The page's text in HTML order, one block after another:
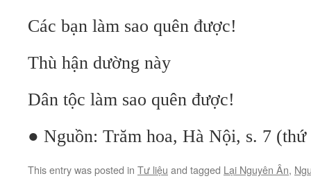
Các bạn làm sao quên được!
Thù hận dường này
Dân tộc làm sao quên được!
● Nguồn: Trăm hoa, Hà Nội, s. 7 (thứ
This entry was posted in Tư liệu and tagged Lại Nguyên Ân,